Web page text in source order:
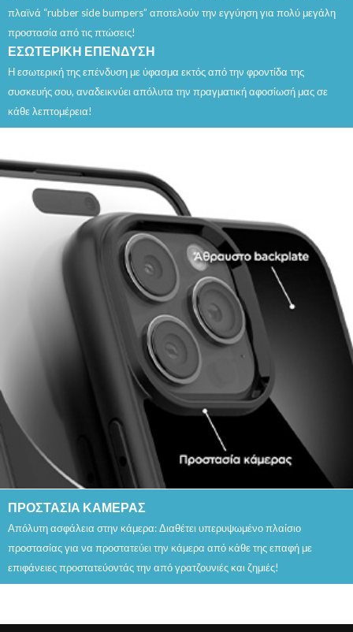
πλαϊνά “rubber side bumpers” αποτελούν την εγγύηση για πολύ μεγάλη
προστασία από τις πτώσεις!
ΕΣΩΤΕΡΙΚΗ ΕΠΕΝΔΥΣΗ
Η εσωτερική της επένδυση με ύφασμα εκτός από την φροντίδα της
συσκευής σου, αναδεικνύει απόλυτα την πραγματική αφοσίωσή μας σε
κάθε λεπτομέρεια!
ΠΡΟΣΤΑΣΙΑ ΚΑΜΕΡΑΣ
Απόλυτη ασφάλεια στην κάμερα: Διαθέτει υπερυψωμένο πλαίσιο
προστασίας για να προστατεύει την κάμερα από κάθε της επαφή με
επιφάνειες προστατεύοντάς την από γρατζουνιές και ζημιές!